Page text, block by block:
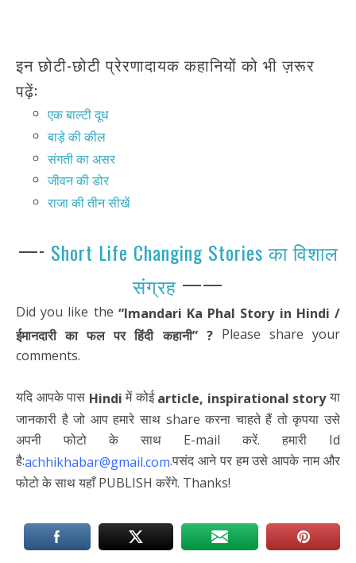
इन छोटी-छोटी प्रेरणादायक कहानियों को भी ज़रूर
पढ़ें:
एक बाल्टी दूध
बाड़े की कील
संगती का असर
जीवन की डोर
राजा की तीन सीखें
—- Short Life Changing Stories का विशाल
संग्रह ——
Did you like the “Imandari Ka Phal Story in Hindi /
ईमानदारी का फल पर हिंदी कहानी” ? Please share your
comments.
यदि आपके पास Hindiमें कोईarticle, inspirational storyया
जानकारी है जो आप हमारे साथ share करना चाहते हैं तो कृपया उसे
अपनी फोटो के साथ E-mail करें. हमारी Id
है:achhikhabar@gmail.com.पसंद आने पर हम उसे आपके नाम और
फोटो के साथ यहाँ PUBLISH करेंगे. Thanks!